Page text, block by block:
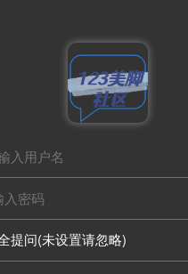
提问(未设置请忽略)